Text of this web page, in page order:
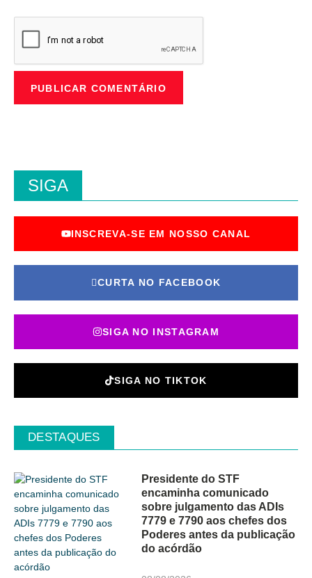
SIGA
INSCREVA-SE EM NOSSO CANAL
CURTA NO FACEBOOK
SIGA NO INSTAGRAM
SIGA NO TIKTOK
DESTAQUES
Presidente do STF
encaminha comunicado
sobre julgamento das ADIs
7779 e 7790 aos chefes dos
Poderes antes da publicação
do acórdão